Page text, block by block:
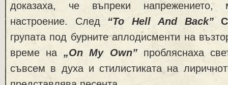
доказаха, че въпреки напрежението,
настроение. След “To Hell And Back”
групата под бурните аплодисменти на
време на „On My Own”пробляснаха
съвсем в духа и стилистиката на